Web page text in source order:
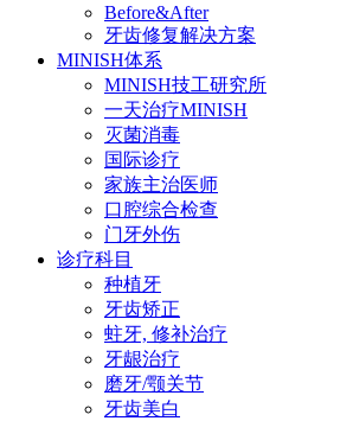
Before&After
牙齿修复解决方案
MINISH体系
MINISH技工研究所
一天治疗MINISH
灭菌消毒
国际诊疗
家族主治医师
口腔综合检查
门牙外伤
诊疗科目
种植牙
牙齿矫正
蛀牙, 修补治疗
牙龈治疗
磨牙/颚关节
牙齿美白